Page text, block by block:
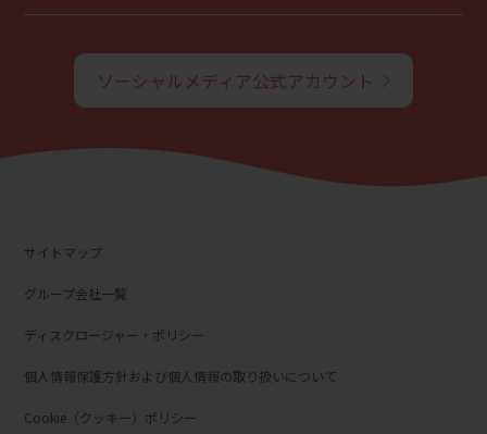
ソーシャルメディア公式アカウント
サイトマップ
グループ会社一覧
ディスクロージャー・ポリシー
個人情報保護方針および個人情報の取り扱いについて
Cookie（クッキー）ポリシー